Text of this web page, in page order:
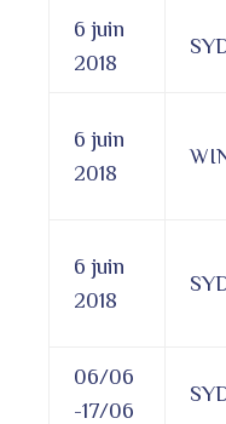
6 juin
2018
6 juin
2018
6 juin
2018
06/06
-17/06